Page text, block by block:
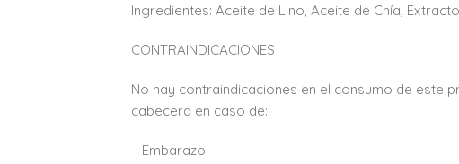
Ingredientes: Aceite de Lino, Aceite de Chía,
CONTRAINDICACIONES
No hay contraindicaciones en el consumo de este
cabecera en caso de:
– Embarazo